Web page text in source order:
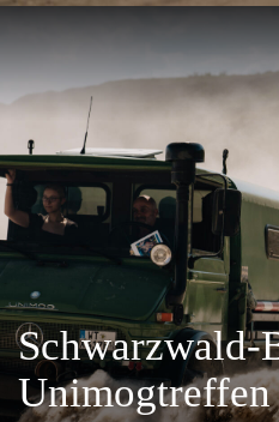
Schwarzwald-
Unimogtreffen